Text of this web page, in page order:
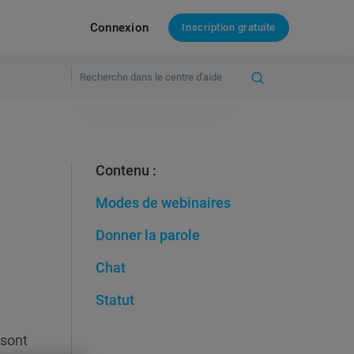
Connexion Inscription gratuite
Contenu :
Modes de webinaires
Donner la parole
Chat
Statut